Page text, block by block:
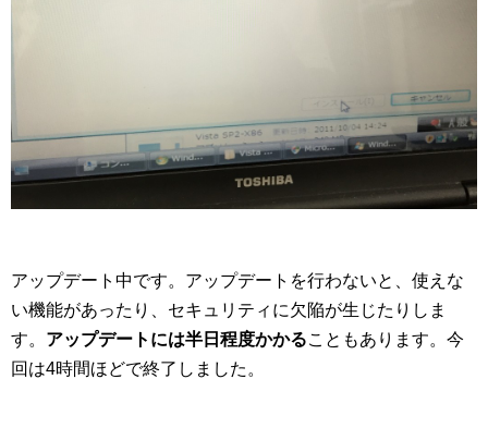
アップデート中です。アップデートを行わないと、使えな
い機能があったり、セキュリティに欠陥が生じたりしま
す。 アップデートには半日程度かかることもあります。今
回は4時間ほどで終了しました。